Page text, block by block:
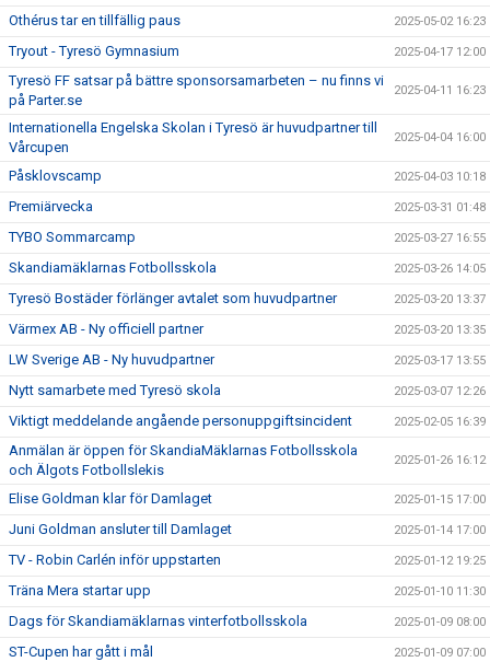
Othérus tar en tillfällig paus 2025-05-02 16:23
Tryout - Tyresö Gymnasium 2025-04-17 12:00
Tyresö FF satsar på bättre sponsorsamarbeten – nu finns vi
på Parter.se
2025-04-11 16:23
Internationella Engelska Skolan i Tyresö är huvudpartner till
Vårcupen
2025-04-04 16:00
Påsklovscamp 2025-04-03 10:18
Premiärvecka 2025-03-31 01:48
TYBO Sommarcamp 2025-03-27 16:55
Skandiamäklarnas Fotbollsskola 2025-03-26 14:05
Tyresö Bostäder förlänger avtalet som huvudpartner 2025-03-20 13:37
Värmex AB - Ny officiell partner 2025-03-20 13:35
LW Sverige AB - Ny huvudpartner 2025-03-17 13:55
Nytt samarbete med Tyresö skola 2025-03-07 12:26
Viktigt meddelande angående personuppgiftsincident 2025-02-05 16:39
Anmälan är öppen för SkandiaMäklarnas Fotbollsskola
och Älgots Fotbollslekis
2025-01-26 16:12
Elise Goldman klar för Damlaget 2025-01-15 17:00
Juni Goldman ansluter till Damlaget 2025-01-14 17:00
TV - Robin Carlén inför uppstarten 2025-01-12 19:25
Träna Mera startar upp 2025-01-10 11:30
Dags för Skandiamäklarnas vinterfotbollsskola 2025-01-09 08:00
ST-Cupen har gått i mål 2025-01-09 07:00